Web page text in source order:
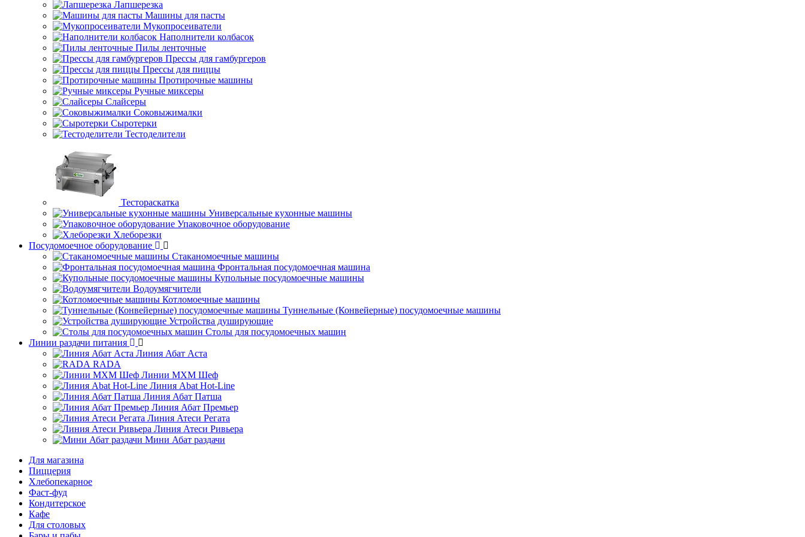
Лапшерезка
Машины для пасты
Мукопросеиватели
Наполнители колбасок
Пилы ленточные
Прессы для гамбургеров
Прессы для пиццы
Протирочные машины
Ручные миксеры
Слайсеры
Соковыжималки
Сыротерки
Тестоделители
Тестораскатка
Универсальные кухонные машины
Упаковочное оборудование
Хлеборезки
Посудомоечное оборудование
Стаканомоечные машины
Фронтальная посудомоечная машина
Купольные посудомоечные машины
Водоумягчители
Котломоечные машины
Туннельные (Конвейерные) посудомоечные машины
Устройства душирующие
Столы для посудомоечных машин
Линии раздачи питания
Линия Абат Аста
RADA
Линии МХМ Шеф
Линия Abat Hot-Line
Линия Абат Патша
Линия Абат Премьер
Линия Атеси Регата
Линия Атеси Ривьера
Мини Абат раздачи
Для магазина
Пиццерия
Хлебопекарное
Фаст-фуд
Кондитерское
Кафе
Для столовых